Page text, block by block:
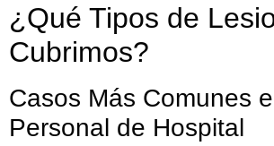
¿Qué Tipos de
Cubrimos?
Casos Más Comunes
Personal de Hospital